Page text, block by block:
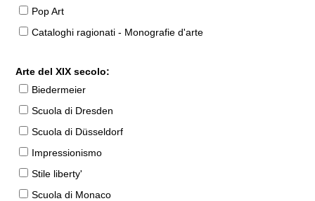
Pop Art
Cataloghi ragionati - Monografie d'arte
Arte del XIX secolo:
Biedermeier
Scuola di Dresden
Scuola di Düsseldorf
Impressionismo
Stile liberty'
Scuola di Monaco